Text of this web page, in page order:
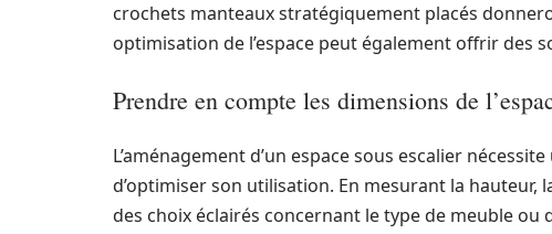
crochets manteaux stratégiquement placés
optimisation de l’espace peut également offrir des
Prendre en compte les dimensions de
L’aménagement d’un espace sous escalier
d’optimiser son utilisation. En mesurant la
des choix éclairés concernant le type de meuble